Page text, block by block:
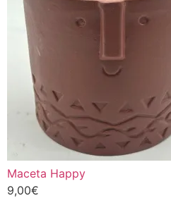
Maceta Happy
9,00€